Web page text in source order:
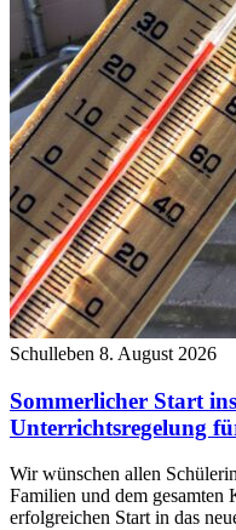
Schulleben 8. August 2026
Sommerlicher Start
Unterrichtsregelung
Wir wünschen allen
Familien und dem gesamten
erfolgreichen Start in das